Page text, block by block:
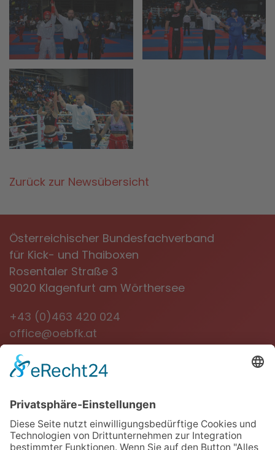
Zurück zur Newsübersicht
Österreichischer Bundesfachverband
für Kick- und Thaiboxen
Rosentaler Straße 3
9020 Klagenfurt am Wörthersee
+43 (0)463 420 024
office@oebfk.at
NEWSLETTER